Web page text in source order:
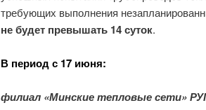
требующих выполнения
не будет превышать 14 суток.
В период с 17 июня:
филиал «Минские тепловые сети»